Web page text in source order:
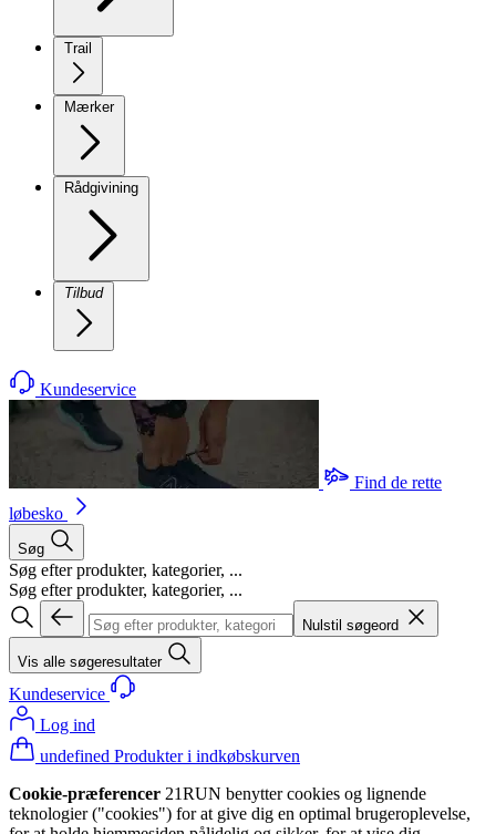
Trail
Mærker
Rådgivining
Tilbud
Kundeservice
Find de rette
løbesko
Søg
Søg efter produkter, kategorier, ...
Søg efter produkter, kategorier, ...
Nulstil søgeord
Vis alle søgeresultater
Kundeservice
Log ind
undefined Produkter i indkøbskurven
Cookie-præferencer 21RUN benytter cookies og lignende
teknologier ("cookies") for at give dig en optimal brugeroplevelse,